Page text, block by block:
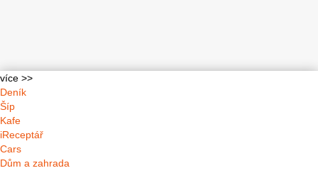
více >>
Deník
Šíp
Kafe
iReceptář
Cars
Dům a zahrada